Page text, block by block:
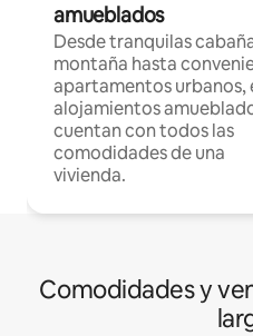
amueblados
Desde tranquilas
montaña hasta
apartamentos urbanos,
alojamientos
cuentan con todos las
comodidades de una
vivienda.
Comodidades y